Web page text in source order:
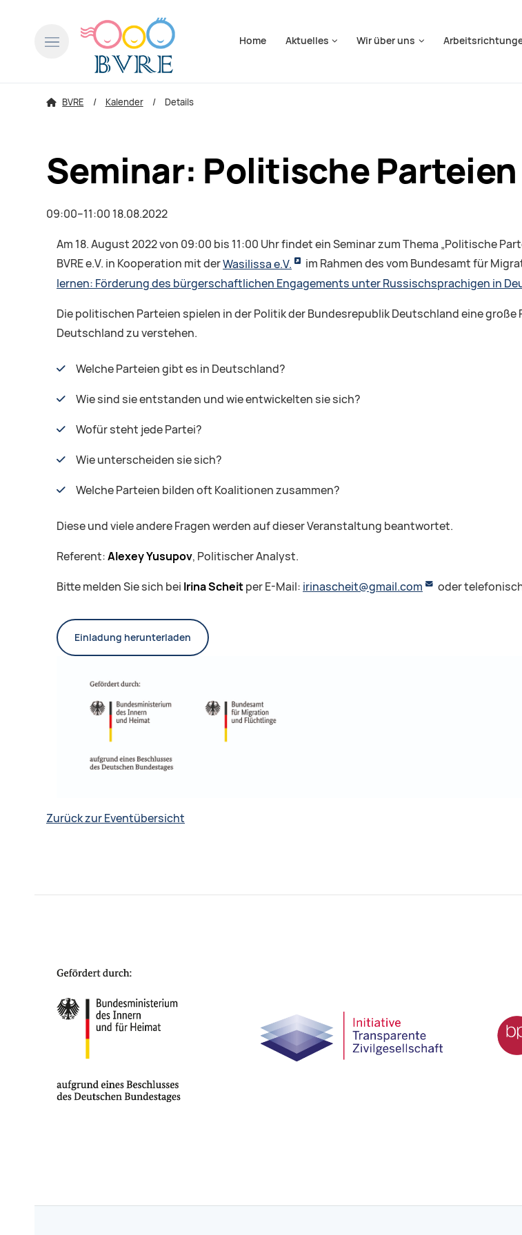
Home
Aktuelles Wir über uns
BVRE Kalender Details
Seminar: Politische
09:00–11:00 18.08.2022
Am 18. August 2022 von 09:00 bis 11:00 Uhr findet ein Seminar zum Thema „Politische
BVRE e.V. in Kooperation mit derWasilissa e.V. im Rahmen des vom Bundesamt für
lernen: Förderung des bürgerschaftlichen Engagements unter Russischsprachigen in
Die politischen Parteien spielen in der Politik der Bundesrepublik Deutschland eine große
Deutschland zu verstehen.
Welche Parteien gibt es in Deutschland?
Wie sind sie entstanden und wie entwickelten sie sich?
Wofür steht jede Partei?
Wie unterscheiden sie sich?
Welche Parteien bilden oft Koalitionen zusammen?
Diese und viele andere Fragen werden auf dieser Veranstaltung beantwortet.
Referent:Alexey Yusupov, Politischer Analyst.
Bitte melden Sie sich bei Irina Scheitper E-Mail: irinascheit@gmail.com oder
Einladung herunterladen
Zurück zur Eventübersicht